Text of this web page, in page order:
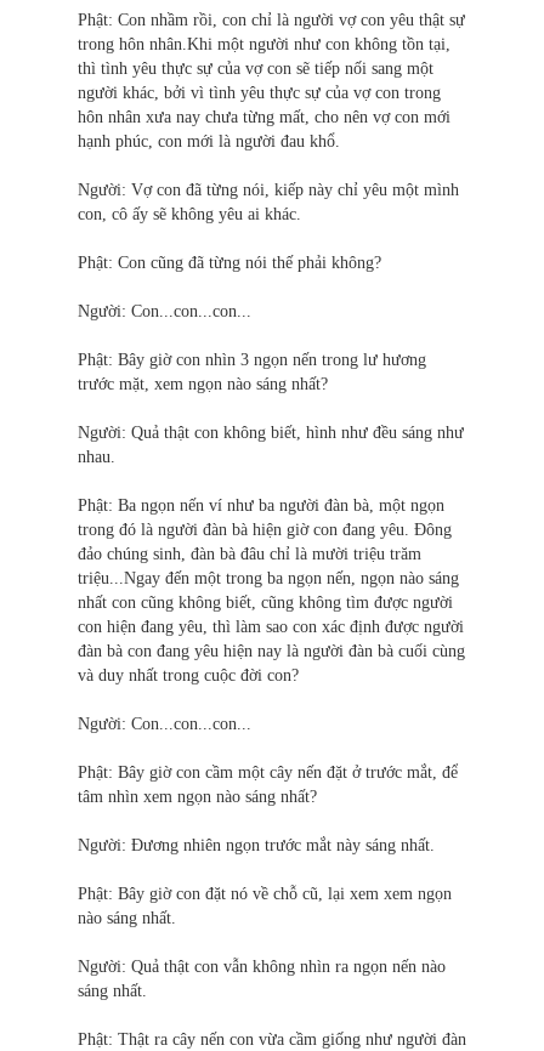
Phật: Con nhầm rồi, con chỉ là người vợ con yêu thật sự
trong hôn nhân.Khi một người như con không tồn tại,
thì tình yêu thực sự của vợ con sẽ tiếp nối sang một
người khác, bởi vì tình yêu thực sự của vợ con trong
hôn nhân xưa nay chưa từng mất, cho nên vợ con mới
hạnh phúc, con mới là người đau khổ.
Người: Vợ con đã từng nói, kiếp này chỉ yêu một mình
con, cô ấy sẽ không yêu ai khác.
Phật: Con cũng đã từng nói thế phải không?
Người: Con...con...con...
Phật: Bây giờ con nhìn 3 ngọn nến trong lư hương
trước mặt, xem ngọn nào sáng nhất?
Người: Quả thật con không biết, hình như đều sáng như
nhau.
Phật: Ba ngọn nến ví như ba người đàn bà, một ngọn
trong đó là người đàn bà hiện giờ con đang yêu. Ðông
đảo chúng sinh, đàn bà đâu chỉ là mười triệu trăm
triệu...Ngay đến một trong ba ngọn nến, ngọn nào sáng
nhất con cũng không biết, cũng không tìm được người
con hiện đang yêu, thì làm sao con xác định được người
đàn bà con đang yêu hiện nay là người đàn bà cuối cùng
và duy nhất trong cuộc đời con?
Người: Con...con...con...
Phật: Bây giờ con cầm một cây nến đặt ở trước mắt, để
tâm nhìn xem ngọn nào sáng nhất?
Người: Ðương nhiên ngọn trước mắt này sáng nhất.
Phật: Bây giờ con đặt nó về chỗ cũ, lại xem xem ngọn
nào sáng nhất.
Người: Quả thật con vẫn không nhìn ra ngọn nến nào
sáng nhất.
Phật: Thật ra cây nến con vừa cầm giống như người đàn